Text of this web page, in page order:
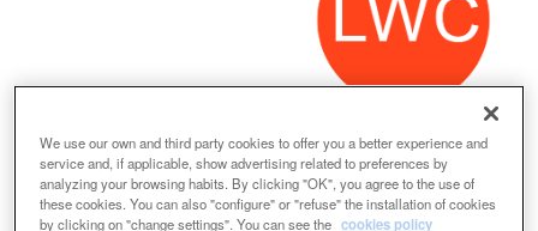
We use our own and third party cookies to offer you a better experience and
service and, if applicable, show advertising related to preferences by
analyzing your browsing habits. By clicking "OK", you agree to the use of
these cookies. You can also "configure" or "refuse" the installation of cookies
by clicking on "change settings". You can see the cookies policy